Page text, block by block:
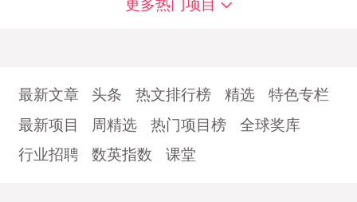
更多热门项目
最新文章 头条 热文排行榜 精选
特色专栏
最新项目
周精选 热门项目榜
全球奖库
行业招聘
数英指数 课堂